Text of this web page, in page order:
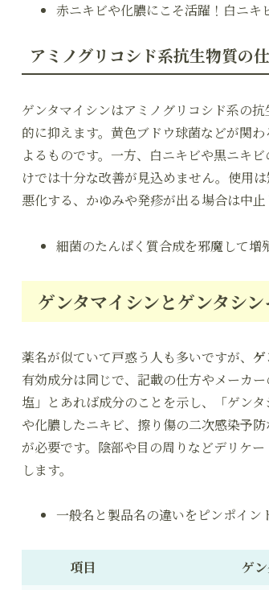
赤ニキビや化膿にこそ活躍！白ニ
アミノグリコシド系抗生物質の
ゲンタマイシンはアミノグリコシド系の
的に抑えます。黄色ブドウ球菌などが関
よるものです。一方、白ニキビや黒ニキ
けでは十分な改善が見込めません。使用は
悪化する、かゆみや発疹が出る場合は中
細菌のたんぱく質合成を邪魔して
ゲンタマイシンとゲンタシ
薬名が似ていて戸惑う人も多いですが、
有効成分は同じで、記載の仕方やメーカ
塩」とあれば成分のことを示し、「ゲン
や化膿したニキビ、擦り傷の二次感染予防
が必要です。陰部や目の周りなどデリケ
します。
一般名と製品名の違いをピンポイン
項目 ゲ